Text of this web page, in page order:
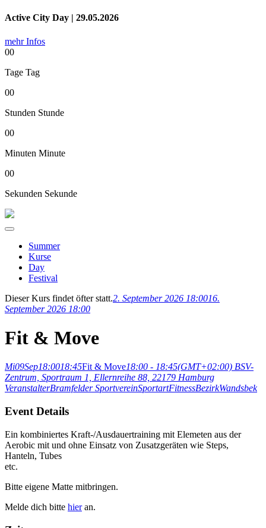
Active City Day | 29.05.2026
mehr Infos
00
Tage Tag
00
Stunden Stunde
00
Minuten Minute
00
Sekunden Sekunde
Summer
Kurse
Day
Festival
Dieser Kurs findet öfter statt.2. September 2026 18:0016.
September 2026 18:00
Fit & Move
Mi09Sep18:0018:45Fit & Move18:00 - 18:45(GMT+02:00) BSV-
Zentrum, Sportraum 1, Ellernreihe 88, 22179 Hamburg
VeranstalterBramfelder SportvereinSportartFitnessBezirkWandsbek
Event Details
Ein kombiniertes Kraft-/Ausdauertraining mit Elemeten aus der
Aerobic mit und ohne Einsatz von Zusatzgeräten wie Steps,
Hanteln, Tubes
etc.
Bitte eigene Matte mitbringen.
Melde dich bitte hieran.